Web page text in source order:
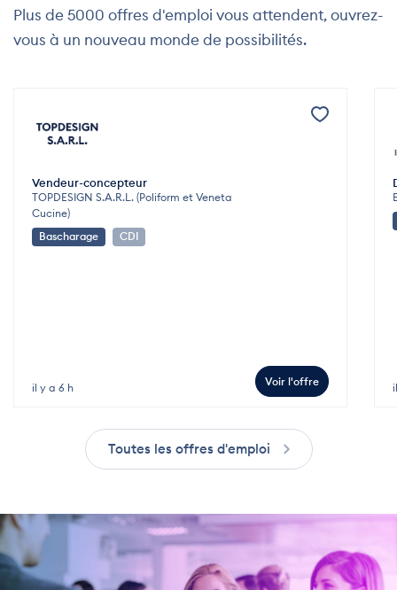
Plus de 5000 offres d'emploi vous attendent, ouvrez-
vous à un nouveau monde de possibilités.
Vendeur-concepteur
TOPDESIGN S.A.R.L. (Poliform et Veneta
Cucine)
Bascharage
CDI
il y a 6 h Voir l'offre
Toutes les offres d'emploi